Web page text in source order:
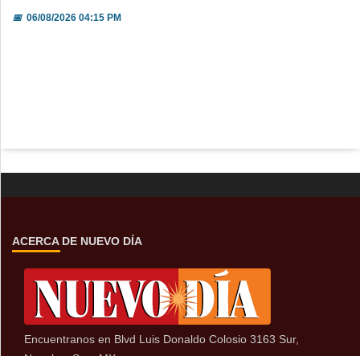
📅06/08/2026 04:15 PM
ACERCA DE NUEVO DÍA
Encuentranos en Blvd Luis Donaldo Colosio 3163 Sur,